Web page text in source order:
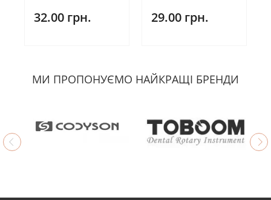
32.00 грн. 29.00 грн.
МИ ПРОПОНУЄМО НАЙКРАЩІ БРЕНДИ